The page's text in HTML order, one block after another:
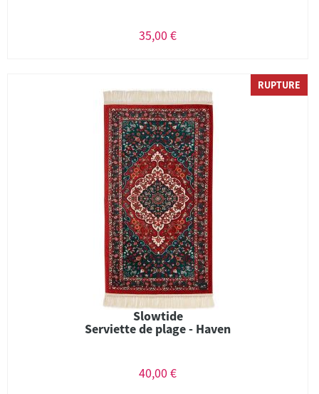
35,00 €
RUPTURE
Slowtide
Serviette de plage - Haven
40,00 €